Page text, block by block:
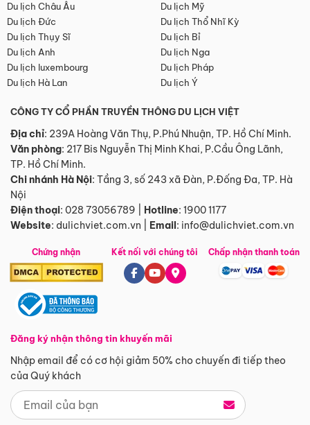
Du lịch Châu Âu
Du lịch Mỹ
Du lịch Đức
Du lịch Thổ Nhĩ Kỳ
Du lịch Thụy Sĩ
Du lịch Bỉ
Du lịch Anh
Du lịch Nga
Du lịch luxembourg
Du lịch Pháp
Du lịch Hà Lan
Du lịch Ý
CÔNG TY CỔ PHẦN TRUYỀN THÔNG DU LỊCH VIỆT
Địa chỉ: 239A Hoàng Văn Thụ, P.Phú Nhuận, TP. Hồ Chí Minh.
Văn phòng: 217 Bis Nguyễn Thị Minh Khai, P.Cầu Ông Lãnh,
TP. Hồ Chí Minh.
Chi nhánh Hà Nội: Tầng 3, số 243 xã Đàn, P.Đống Đa, TP. Hà
Nội
Điện thoại: 028 73056789 Hotline: 1900 1177
Website: dulichviet.com.vn Email: info@dulichviet.com.vn
Chứng nhận
Đăng ký nhận thông tin khuyến mãi
Nhập email để có cơ hội giảm 50% cho chuyến đi tiếp theo
của Quý khách
Kết nối với chúng tôi Chấp nhận thanh toán